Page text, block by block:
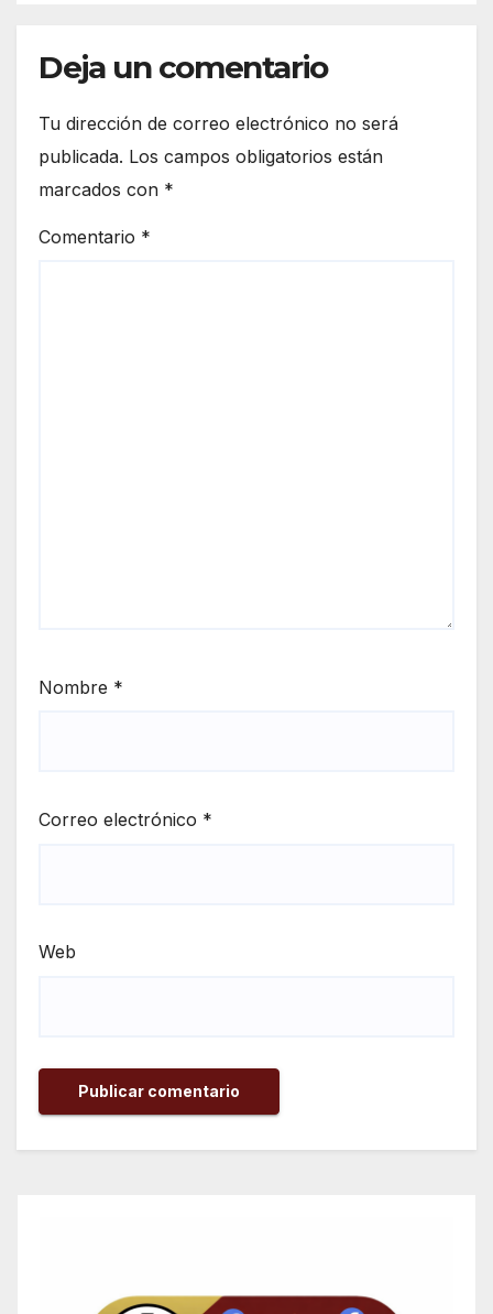
Deja un comentario
Tu dirección de correo electrónico no será
publicada. Los campos obligatorios están
marcados con *
Comentario *
Nombre *
Correo electrónico *
Web